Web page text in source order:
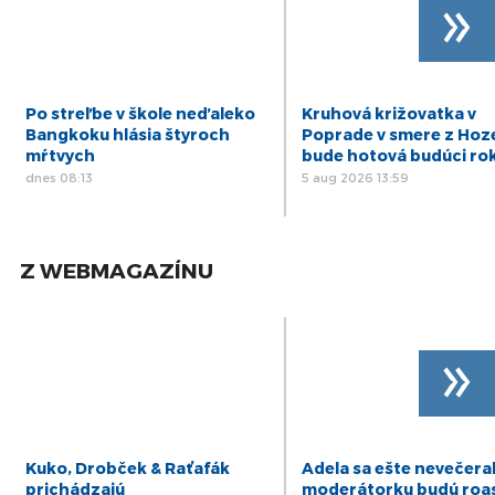
Po streľbe v škole neďaleko
Bangkoku hlásia štyroch
mŕtvych
dnes 08:13
Kruhová križovatka v
Poprade v smere z
bude hotová budúci
5 aug 2026 13:59
»
Z WEBMAGAZÍNU
Kuko, Drobček & Raťafák
prichádzajú
Adela sa ešte
moderátorku budú
»